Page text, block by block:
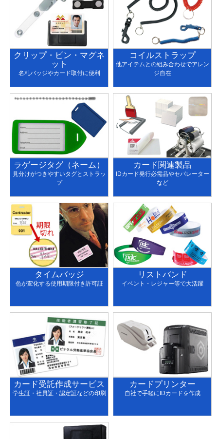
クリップ・ピン・マグネ
ット
名札バッジやカード取付に便利
コイルストラップ
他アイテムとの組み合わせでアレン
ジ自在
ラゲージタグ（ネーム）
見分けがつきやすいタグとストラッ
プ
カード関連製品
IDカード発行必需品やセパレーター
など
タイムバッジ
色が変化する使用期限付き許可証
リストバンド
イベント・レジャー等で大活躍
カード受託作成サービス
学生証・社員証・認定証などの印刷
カードプリンター
自社で手軽にIDカードを作成